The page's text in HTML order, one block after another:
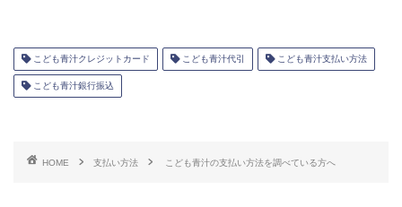
こども青汁クレジットカード こども青汁代引 こども青汁支払い方法
こども青汁銀行振込
HOME 支払い方法 こども青汁の支払い方法を調べている方へ